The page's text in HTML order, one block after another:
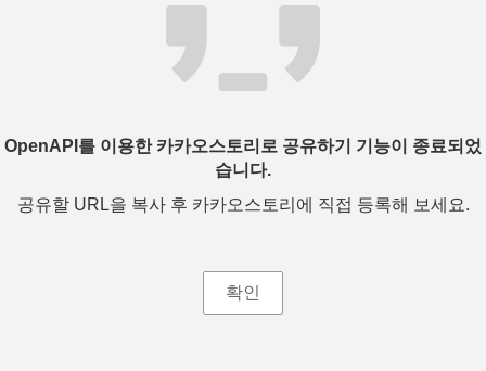
OpenAPI를 이용한 카카오스토리로 공유하기 기능이 종료되었
습니다.
공유할 URL을 복사 후 카카오스토리에 직접 등록해 보세요.
확인